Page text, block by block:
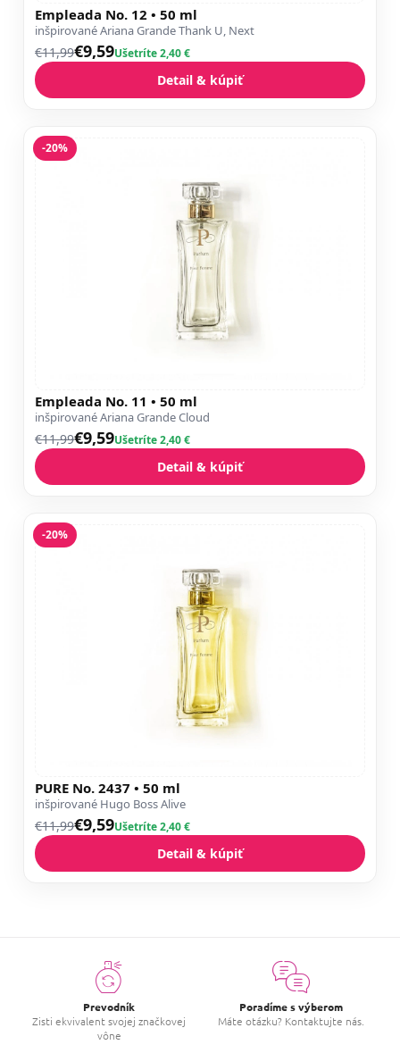
Empleada No. 12 • 50 ml
inšpirované Ariana Grande Thank U, Next
€11,99€9,59Ušetríte 2,40 €
Detail & kúpiť
-20%
Empleada No. 11 • 50 ml
inšpirované Ariana Grande Cloud
€11,99€9,59Ušetríte 2,40 €
Detail & kúpiť
-20%
PURE No. 2437 • 50 ml
inšpirované Hugo Boss Alive
€11,99€9,59Ušetríte 2,40 €
Detail & kúpiť
Prevodník
Zisti ekvivalent svojej značkovej
vône
Poradíme s výberom
Máte otázku? Kontaktujte nás.